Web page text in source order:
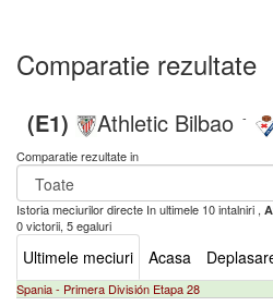
Comparatie rezultate
(E1) Athletic Bilbao -
Comparatie rezultate in
Istoria meciurilor directe In ultimele 10 intalniri ,
0 victorii, 5 egaluri
Ultimele meciuri Acasa
Spania - Primera División Etapa 28